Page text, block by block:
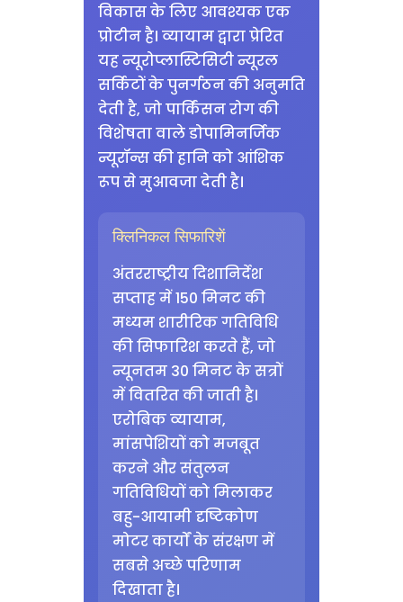
विकास के लिए आवश्यक एक
प्रोटीन है। व्यायाम द्वारा प्रेरित
यह न्यूरोप्लास्टिसिटी न्यूरल
सर्किटों के पुनर्गठन की अनुमति
देती है, जो पार्किंसन रोग की
विशेषता वाले डोपामिनर्जिक
न्यूरॉन्स की हानि को आंशिक
रूप से मुआवजा देती है।
क्लिनिकल सिफारिशें
अंतरराष्ट्रीय दिशानिर्देश
सप्ताह में 150 मिनट की
मध्यम शारीरिक गतिविधि
की सिफारिश करते हैं, जो
न्यूनतम 30 मिनट के सत्रों
में वितरित की जाती है।
एरोबिक व्यायाम,
मांसपेशियों को मजबूत
करने और संतुलन
गतिविधियों को मिलाकर
बहु-आयामी दृष्टिकोण
मोटर कार्यों के संरक्षण में
सबसे अच्छे परिणाम
दिखाता है।